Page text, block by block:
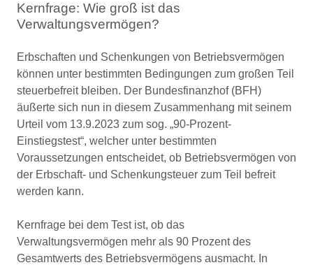
Kernfrage: Wie groß ist das
Verwaltungsvermögen?
Erbschaften und Schenkungen von Betriebsvermögen
können unter bestimmten Bedingungen zum großen Teil
steuerbefreit bleiben. Der Bundesfinanzhof (BFH)
äußerte sich nun in diesem Zusammenhang mit seinem
Urteil vom 13.9.2023 zum sog. „90-Prozent-
Einstiegstest“, welcher unter bestimmten
Voraussetzungen entscheidet, ob Betriebsvermögen von
der Erbschaft- und Schenkungsteuer zum Teil befreit
werden kann.
Kernfrage bei dem Test ist, ob das
Verwaltungsvermögen mehr als 90 Prozent des
Gesamtwerts des Betriebsvermögens ausmacht. In